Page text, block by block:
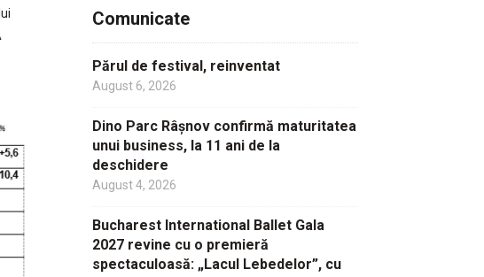
Comunicate
Părul de festival, reinventat
August 6, 2026
Dino Parc Râșnov confirmă maturitatea
unui business, la 11 ani de la
deschidere
August 4, 2026
Bucharest International Ballet Gala
2027 revine cu o premieră
spectaculoasă: „Lacul Lebedelor”, cu